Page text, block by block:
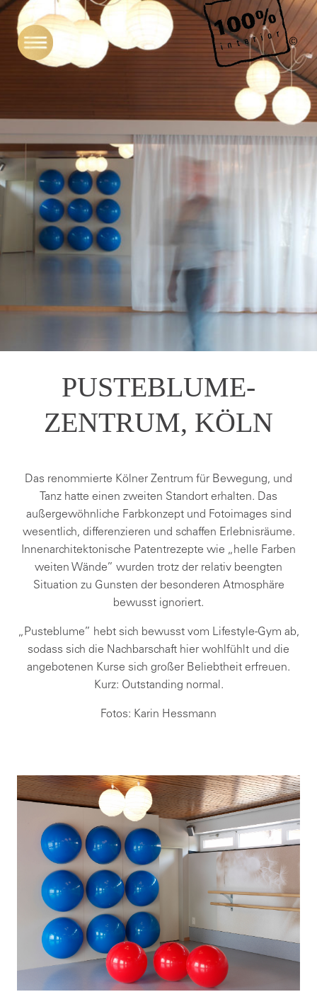
PUSTEBLUME-
ZENTRUM, KÖLN
Das renommierte Kölner Zentrum für Bewegung, und
Tanz hatte einen zweiten Standort erhalten. Das
außergewöhnliche Farbkonzept und Fotoimages sind
wesentlich, differenzieren und schaffen Erlebnisräume.
Innenarchitektonische Patentrezepte wie „helle Farben
weiten Wände” wurden trotz der relativ beengten
Situation zu Gunsten der besonderen Atmosphäre
bewusst ignoriert.
„Pusteblume” hebt sich bewusst vom Lifestyle-Gym ab,
sodass sich die Nachbarschaft hier wohlfühlt und die
angebotenen Kurse sich großer Beliebtheit erfreuen.
Kurz: Outstanding normal.
Fotos: Karin Hessmann